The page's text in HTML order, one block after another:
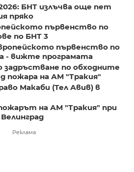
БНТ излъчва още пет
пряко
първенство по
по БНТ 3
първенство по
- вижте програмата
задръстване по обходните
пожара на АМ "Тракия"
Макаби (Тел Авив) в
на АМ "Тракия" при
Реклама